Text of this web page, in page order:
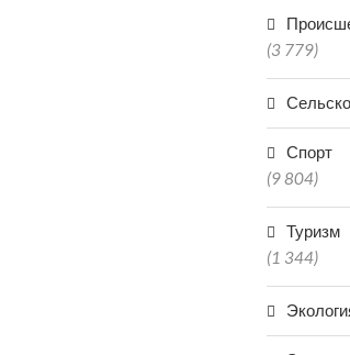
(3 779)
Спорт
(9 804)
Туризм
(1 344)